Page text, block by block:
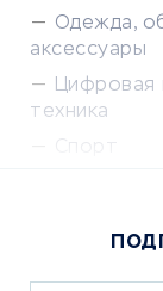
Одежда,
аксессуары
Цифровая
техника
Сервисы